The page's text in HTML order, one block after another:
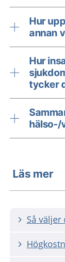
Hur
annan
Hur
tycker
hälso-/
Läs mer
Så